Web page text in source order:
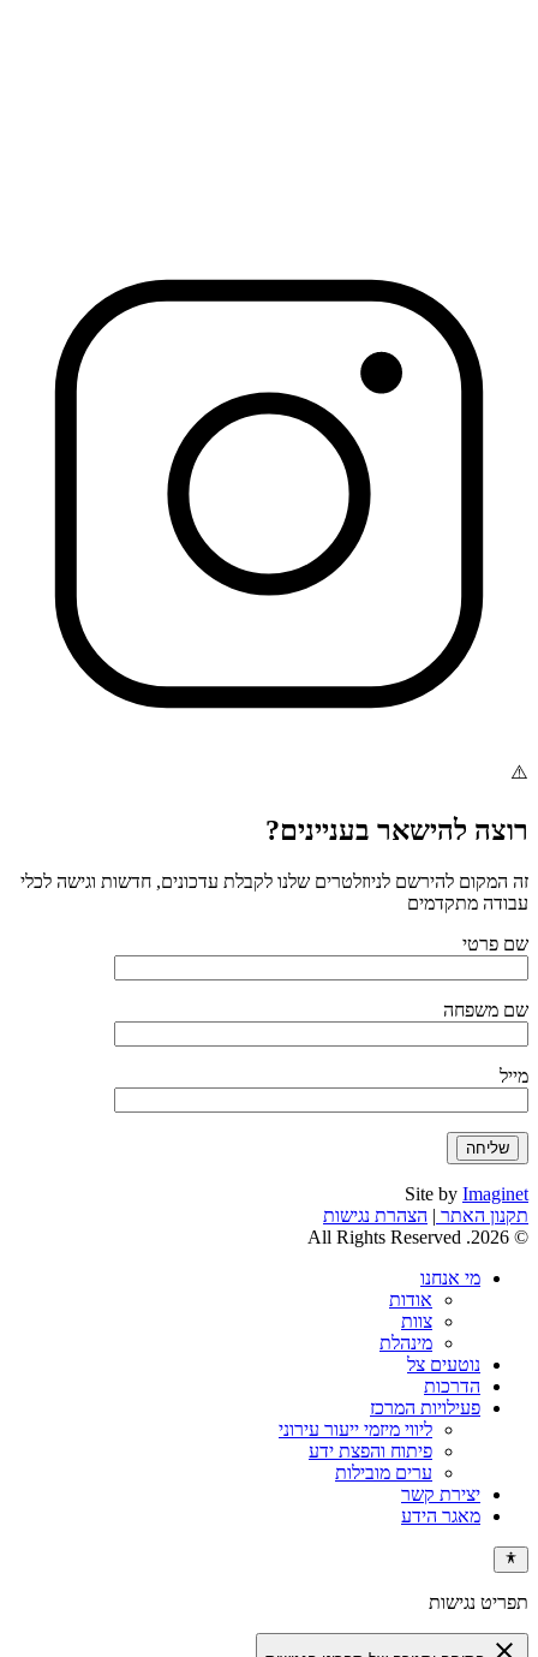
רוצה להישאר בעניינים?
זה המקום להירשם לניוזלטרים שלנו לקבלת עדכונים, חדשות וגישה לכלי
עבודה מתקדמים
שם פרטי
שם משפחה
מייל
Site by Imaginet
תקנון האתר | הצהרת נגישות
© 2026. All Rights Reserved
מי אנחנו
אודות
צוות
מינהלת
נוטעים צל
הדרכות
פעילויות המרכז
ליווי מיזמי ייעור עירוני
פיתוח והפצת ידע
ערים מובילות
יצירת קשר
מאגר הידע
תפריט נגישות